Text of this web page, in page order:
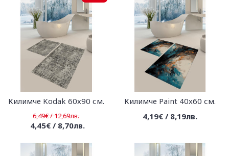
Килимче Kodak 60х90 см.
6,49€ / 12,69лв.
4,45€ / 8,70лв.
Килимче Paint 40х60 см.
4,19€ / 8,19лв.